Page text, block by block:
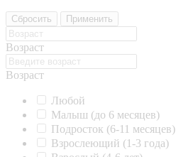
Сбросить Применить
Возраст
Возраст
Любой
Малыш (до 6 месяцев)
Подросток (6-11 месяцев)
Взрослеющий (1-3 года)